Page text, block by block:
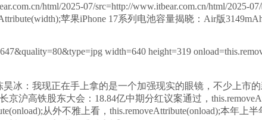
html/2025-07/src=http://www.itbear.com.cn/html/2025-
苹果iPhone 17系列电池容量揭晓：Air版
width=640 height=319
昊冰：我现正在手上拿的是一个加强现实的眼镜，不少上市
沪高铁股东大会：18.84亿中期分红议案通过，
从外不雅上看，this.removeAttribute(onload);本年上半